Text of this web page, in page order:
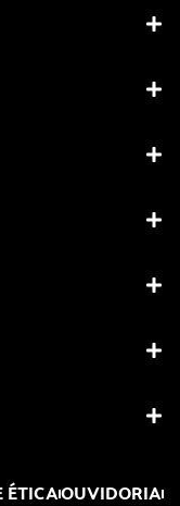
ÉTICAOUVIDORIA